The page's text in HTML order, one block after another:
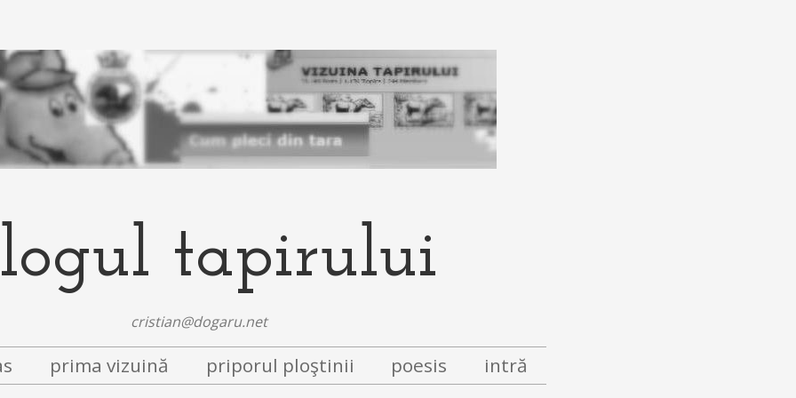
tapirului
cristian@dogaru.net
prima vizuină priporul ploştinii poesis intră